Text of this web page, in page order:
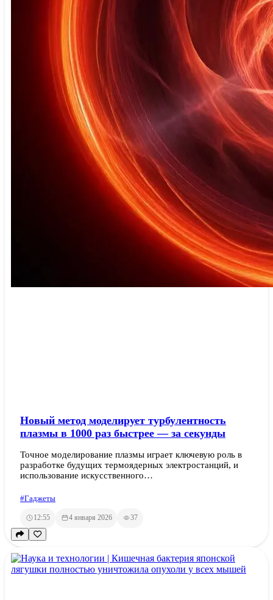
Новый метод моделирует турбулентность
плазмы в 1000 раз быстрее — за секунды
Точное моделирование плазмы играет ключевую роль в
разработке будущих термоядерных электростанций, и
использование искусственного…
#Гаджеты
12:55 4 января 2026 37